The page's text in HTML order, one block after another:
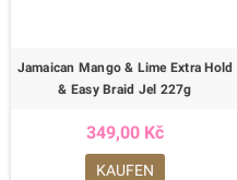
Jamaican Mango & Lime Extra Hold
& Easy Braid Jel 227g
349,00 Kč
KAUFEN